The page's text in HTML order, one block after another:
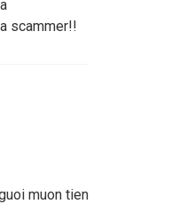
scammer!!
muon tien